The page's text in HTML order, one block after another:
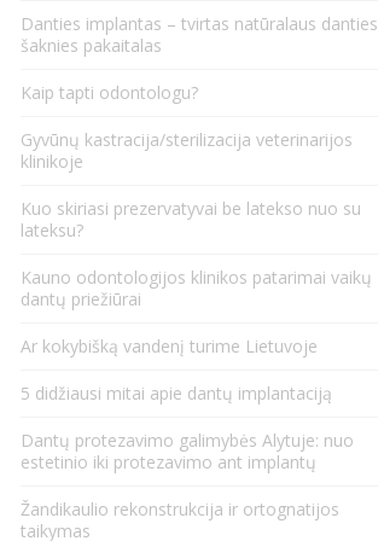
Danties implantas – tvirtas natūralaus danties
šaknies pakaitalas
Kaip tapti odontologu?
Gyvūnų kastracija/sterilizacija veterinarijos
klinikoje
Kuo skiriasi prezervatyvai be latekso nuo su
lateksu?
Kauno odontologijos klinikos patarimai vaikų
dantų priežiūrai
Ar kokybišką vandenį turime Lietuvoje
5 didžiausi mitai apie dantų implantaciją
Dantų protezavimo galimybės Alytuje: nuo
estetinio iki protezavimo ant implantų
Žandikaulio rekonstrukcija ir ortognatijos
taikymas